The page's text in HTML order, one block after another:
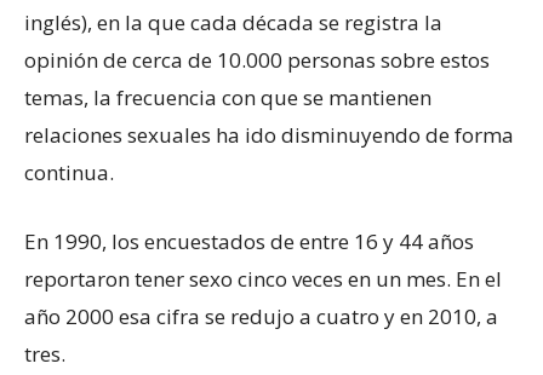
inglés), en la que cada década se registra la
opinión de cerca de 10.000 personas sobre estos
temas, la frecuencia con que se mantienen
relaciones sexuales ha ido disminuyendo de forma
continua.
En 1990, los encuestados de entre 16 y 44 años
reportaron tener sexo cinco veces en un mes. En el
año 2000 esa cifra se redujo a cuatro y en 2010, a
tres.